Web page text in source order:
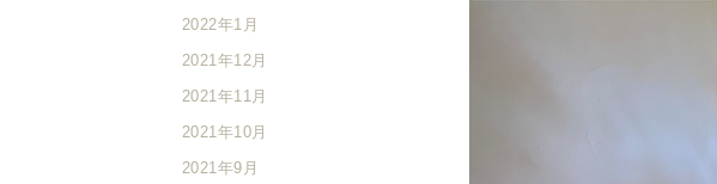
2022年1月
2021年12月
2021年11月
2021年10月
2021年9月